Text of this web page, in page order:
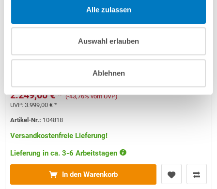
Alle zulassen
Auswahl erlauben
Ablehnen
Stahlwand-Rundpool PS HQ 4,50 x 1,50 m Folie 0,8 mm
2.249,00 € * (-43,76% vom UVP)
UVP:3.999,00 € *
Artikel-Nr.: 104818
Versandkostenfreie Lieferung!
Lieferung in ca. 3-6 Arbeitstagen
In den Warenkorb